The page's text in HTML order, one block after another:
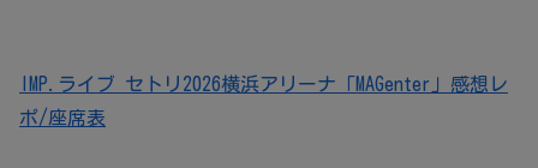
IMP.ライブ セトリ2026横浜アリーナ「MAGenter」感想レ
ポ/座席表